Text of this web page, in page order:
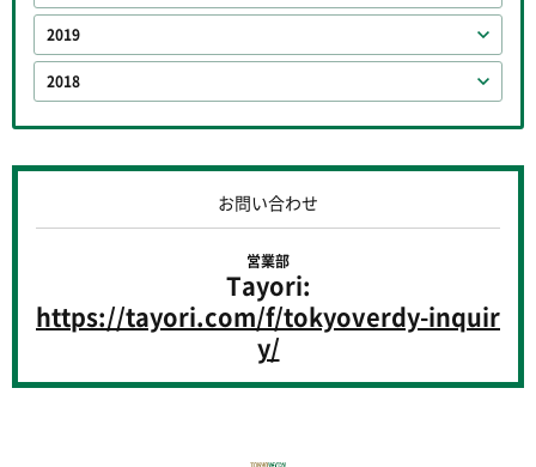
2019
2018
お問い合わせ
営業部
Tayori:
https://tayori.com/f/tokyoverdy-inquir
y/